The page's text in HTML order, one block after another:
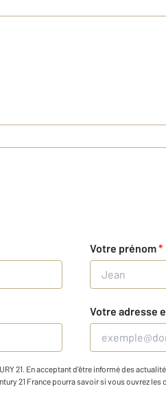
Votre prénom*
Votre adresse
21. En acceptant d'être informé des
21 France pourra savoir si vous ouvrez